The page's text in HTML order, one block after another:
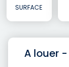
SURFACE
A louer